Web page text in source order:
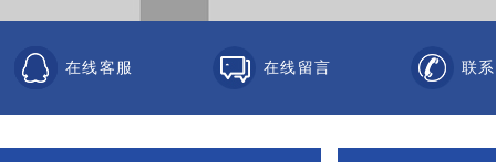
在线客服 在线留言 联